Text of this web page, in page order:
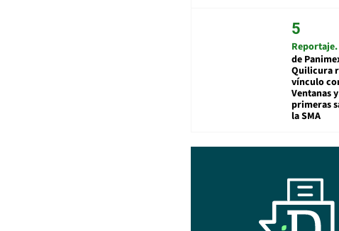
Reportaje
de
Quilicura
vínculo
Ventanas
primeras
la SMA